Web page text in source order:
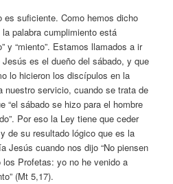
es suficiente. Como hemos dicho
palabra cumplimiento está
y “miento”. Estamos llamados a ir
es el dueño del sábado, y que
lo hicieron los discípulos en la
nuestro servicio, cuando se trata de
“el sábado se hizo para el hombre
Por eso la Ley tiene que ceder
de su resultado lógico que es la
Jesús cuando nos dijo “No piensen
Profetas: yo no he venido a
(Mt 5,17).